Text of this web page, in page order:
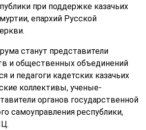
при поддержке казачьих
епархий Русской
станут представители
и общественных объединений
и педагоги кадетских казачьих
коллективы, ученые-
органов государственной
самоуправления республики,